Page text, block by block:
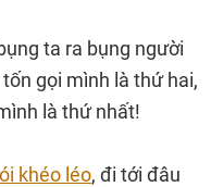
ta ra bụng người
gọi mình là thứ hai,
là thứ nhất!
khéo léo, đi tới đâu